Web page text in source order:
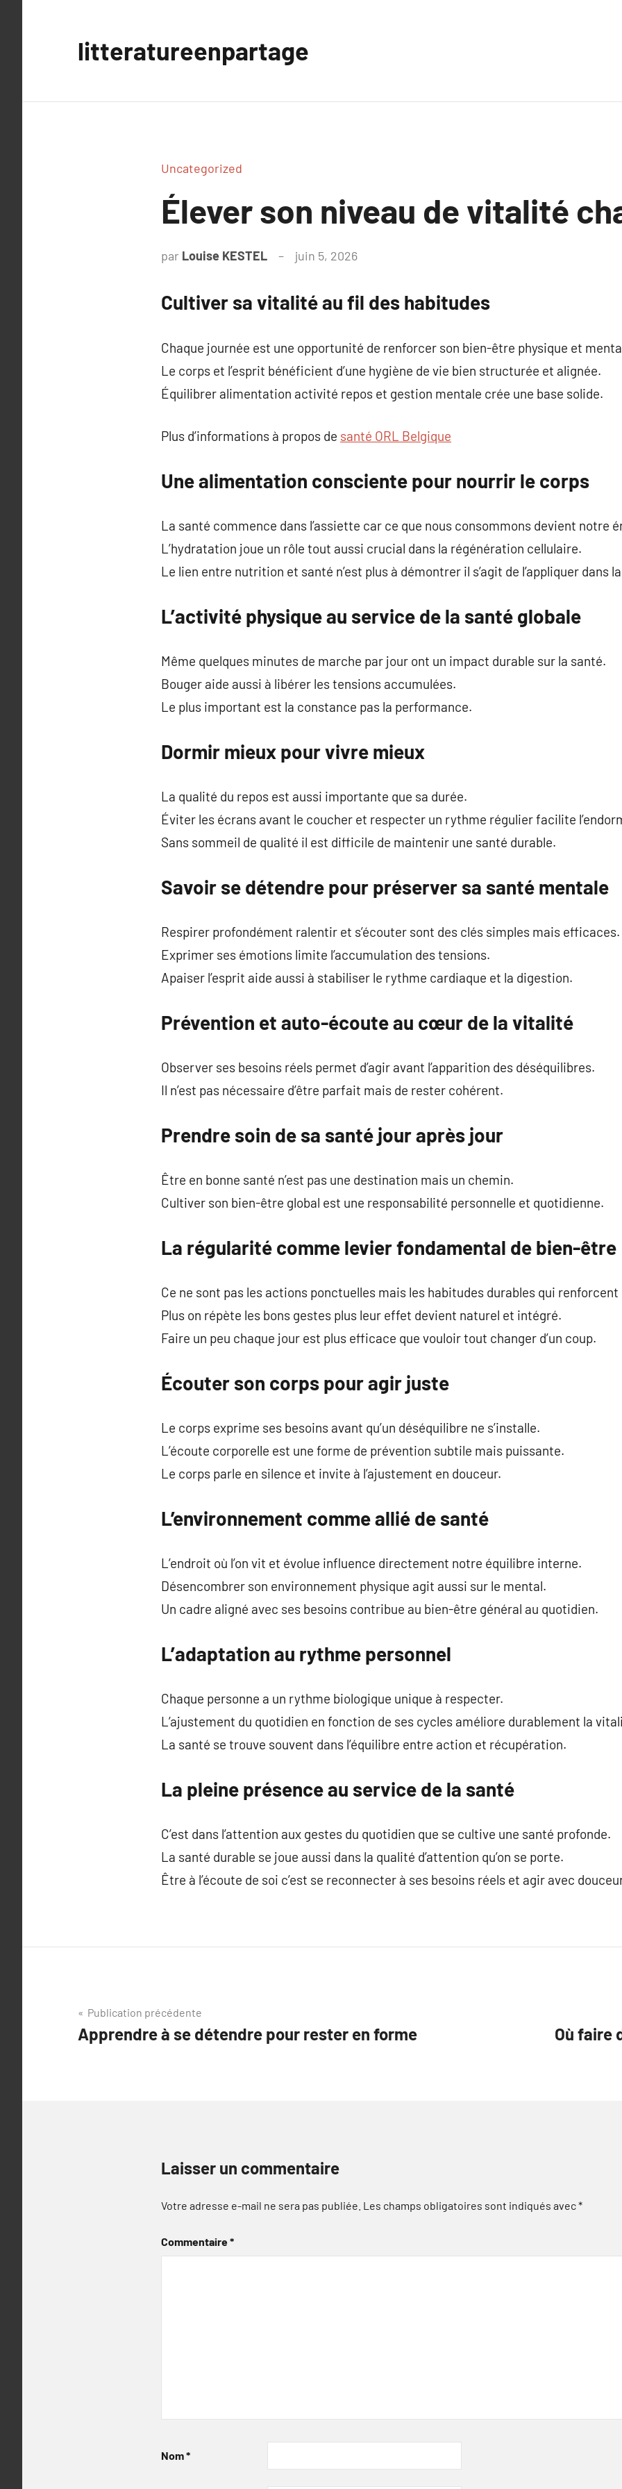
litteratureenpartage
Uncategorized
Élever son niveau de vitalité
par Louise KESTEL juin 5, 2026
Cultiver sa vitalité au fil des habitudes
Chaque journée est une opportunité de renforcer son bien-être physique et
Le corps et l’esprit bénéficient d’une hygiène de vie bien structurée et alignée.
Équilibrer alimentation activité repos et gestion mentale crée une base solide.
Plus d’informations à propos de santé ORL Belgique
Une alimentation consciente pour nourrir le corps
La santé commence dans l’assiette car ce que nous consommons devient notre
L’hydratation joue un rôle tout aussi crucial dans la régénération cellulaire.
Le lien entre nutrition et santé n’est plus à démontrer il s’agit de l’appliquer dans
L’activité physique au service de la santé globale
Même quelques minutes de marche par jour ont un impact durable sur la santé.
Bouger aide aussi à libérer les tensions accumulées.
Le plus important est la constance pas la performance.
Dormir mieux pour vivre mieux
La qualité du repos est aussi importante que sa durée.
Éviter les écrans avant le coucher et respecter un rythme régulier facilite
Sans sommeil de qualité il est difficile de maintenir une santé durable.
Savoir se détendre pour préserver sa santé mentale
Respirer profondément ralentir et s’écouter sont des clés simples mais efficaces.
Exprimer ses émotions limite l’accumulation des tensions.
Apaiser l’esprit aide aussi à stabiliser le rythme cardiaque et la digestion.
Prévention et auto-écoute au cœur de la vitalité
Observer ses besoins réels permet d’agir avant l’apparition des déséquilibres.
Il n’est pas nécessaire d’être parfait mais de rester cohérent.
Prendre soin de sa santé jour après jour
Être en bonne santé n’est pas une destination mais un chemin.
Cultiver son bien-être global est une responsabilité personnelle et quotidienne.
La régularité comme levier fondamental de bien-être
Ce ne sont pas les actions ponctuelles mais les habitudes durables qui renforcent
Plus on répète les bons gestes plus leur effet devient naturel et intégré.
Faire un peu chaque jour est plus efficace que vouloir tout changer d’un coup.
Écouter son corps pour agir juste
Le corps exprime ses besoins avant qu’un déséquilibre ne s’installe.
L’écoute corporelle est une forme de prévention subtile mais puissante.
Le corps parle en silence et invite à l’ajustement en douceur.
L’environnement comme allié de santé
L’endroit où l’on vit et évolue influence directement notre équilibre interne.
Désencombrer son environnement physique agit aussi sur le mental.
Un cadre aligné avec ses besoins contribue au bien-être général au quotidien.
L’adaptation au rythme personnel
Chaque personne a un rythme biologique unique à respecter.
L’ajustement du quotidien en fonction de ses cycles améliore durablement la
La santé se trouve souvent dans l’équilibre entre action et récupération.
La pleine présence au service de la santé
C’est dans l’attention aux gestes du quotidien que se cultive une santé profonde.
La santé durable se joue aussi dans la qualité d’attention qu’on se porte.
Être à l’écoute de soi c’est se reconnecter à ses besoins réels et agir avec
Navigation
de
Publication précédente
Apprendre à se détendre pour rester en forme Où faire
Laisser un commentaire
Votre adresse e-mail ne sera pas publiée. Les champs obligatoires sont indiqués avec*
Commentaire*
Nom*